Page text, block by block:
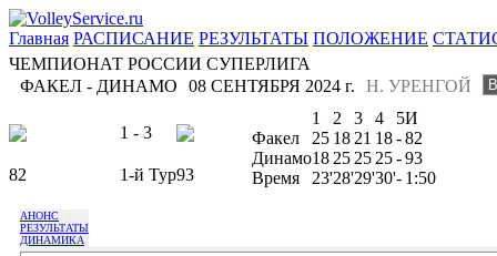
Главная РАСПИСАНИЕ РЕЗУЛЬТАТЫ ПОЛОЖЕНИЕ
ЧЕМПИОНАТ РОССИИ СУПЕРЛИГА
ФАКЕЛ - ДИНАМО
Н. УРЕНГОЙ
08 СЕНТЯБРЯ 2024 г.
1 - 3
82 1-й Тур93
1 2 3 4 5И
Факел
25 18 21 18-82
Динамо18 25 25 25-93
Время
23'28'29'30'- 1:50
АНОНС
РЕЗУЛЬТАТЫ
ДИНАМИКА